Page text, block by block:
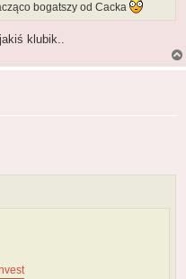
bogatszy od Cacka
klubik..